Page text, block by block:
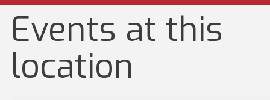
ACTUALITÉ DE L'UNION EUROPÉENNE, ACTUALITÉ DE LA REPRÉSENTATION D’OCCITANIE EUROPE, NUMÉRIQUE- DIGITAL
JUILLET 24, 2026
Events at this
location